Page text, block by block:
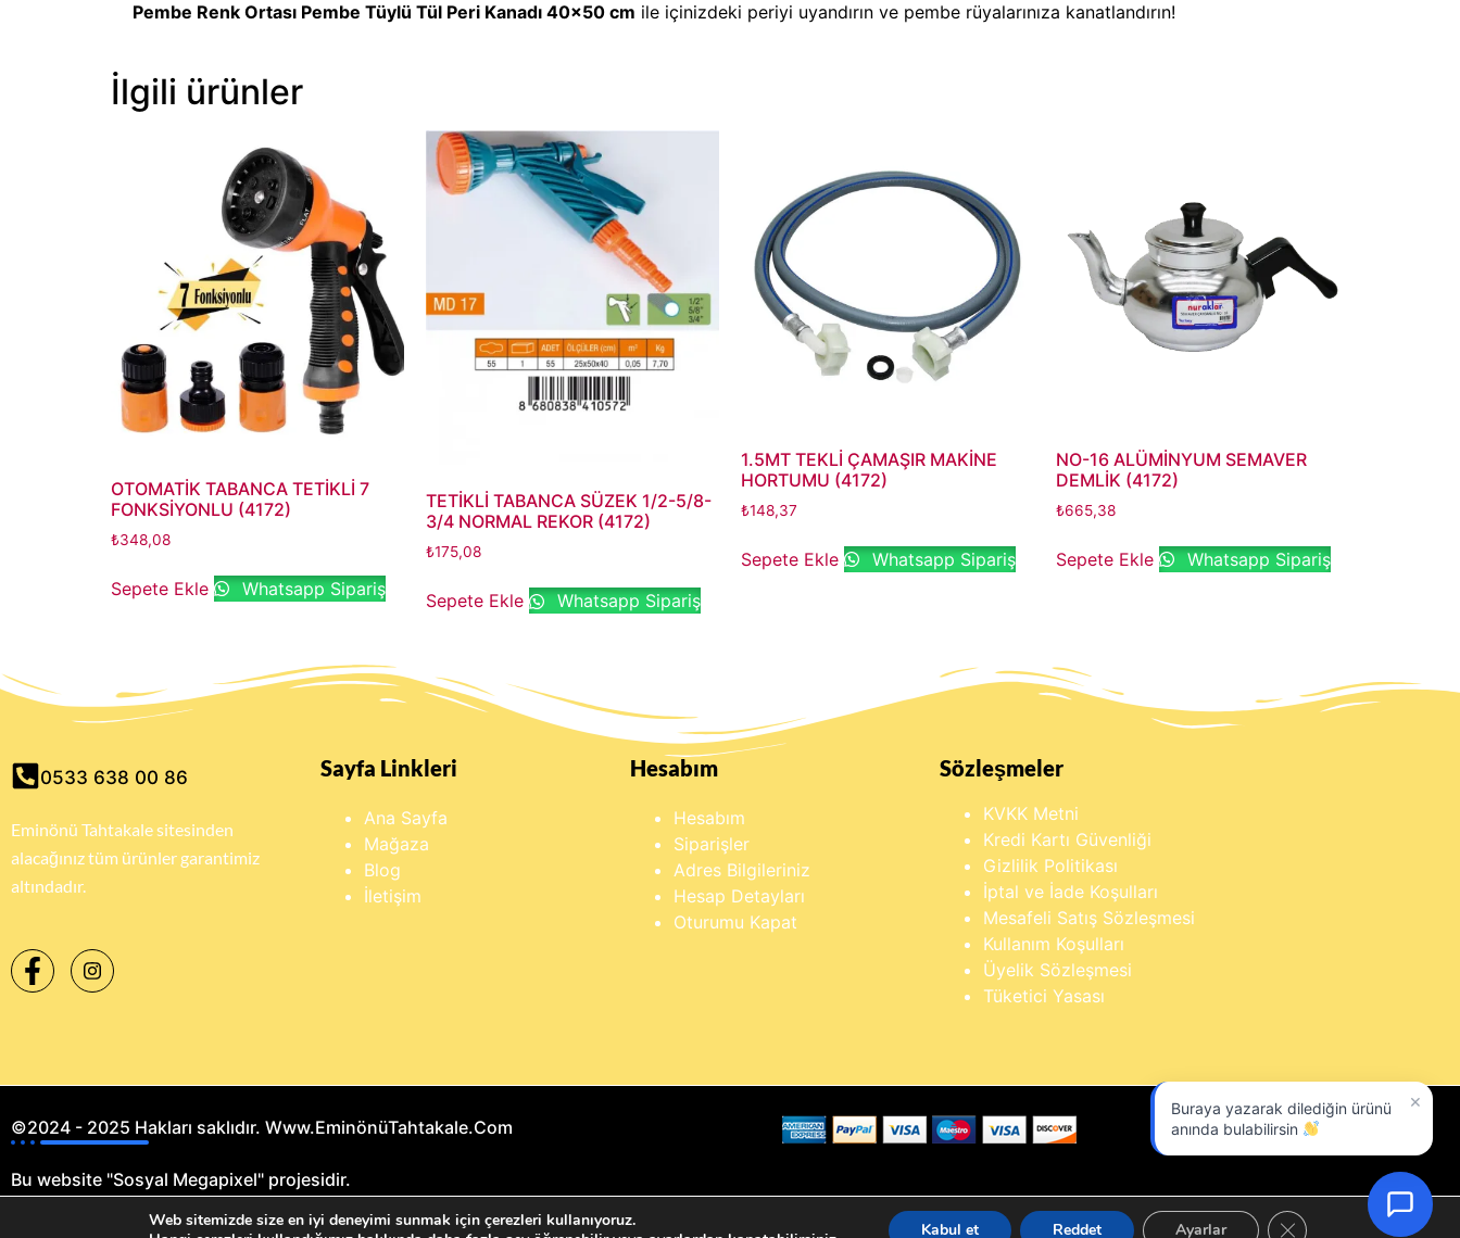
Pembe Renk Ortası Pembe Tüylü Tül Peri Kanadı 40×50 cm ile içinizdeki periyi uyandırın ve pembe rüyalarınıza kanatlandırın!
İlgili ürünler
OTOMATİK TABANCA TETİKLİ 7
FONKSİYONLU (4172)
₺348,08
Sepete Ekle Whatsapp Sipariş
TETİKLİ TABANCA SÜZEK 1/2-5/8-
3/4 NORMAL REKOR (4172)
₺175,08
Sepete Ekle Whatsapp Sipariş
1.5MT TEKLİ ÇAMAŞIR MAKİNE
HORTUMU (4172)
₺148,37
Sepete Ekle Whatsapp Sipariş
NO-16 ALÜMİNYUM SEMAVER
DEMLİK (4172)
₺665,38
Sepete Ekle Whatsapp Sipariş
0533 638 00 86
Eminönü Tahtakale sitesinden
alacağınız tüm ürünler garantimiz
altındadır.
Sayfa Linkleri
Ana Sayfa
Mağaza
Blog
İletişim
Hesabım
Hesabım
Siparişler
Adres Bilgileriniz
Hesap Detayları
Oturumu Kapat
Sözleşmeler
KVKK Metni
Kredi Kartı Güvenliği
Gizlilik Politikası
İptal ve İade Koşulları
Mesafeli Satış Sözleşmesi
Kullanım Koşulları
Üyelik Sözleşmesi
Tüketici Yasası
©2024 - 2025 Hakları saklıdır. Www.EminönüTahtakale.Com
Bu website "Sosyal Megapixel" projesidir.
×
Buraya yazarak dilediğin ürünü
anında bulabilirsin
Web sitemizde size en iyi deneyimi sunmak için çerezleri kullanıyoruz.
Kabul et Reddet Ayarlar GDPR çerez şeridini